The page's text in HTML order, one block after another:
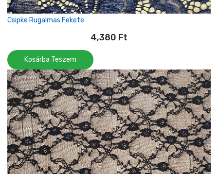
Csipke Rugalmas Fekete
4,380 Ft
Kosárba Teszem